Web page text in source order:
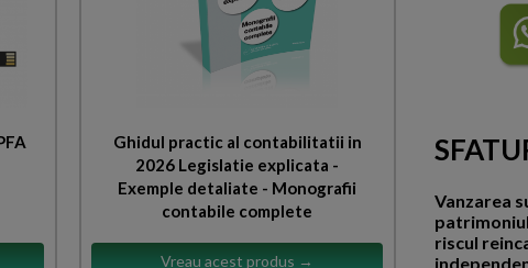
Ghidul practic al contabilitatii in
2026 Legislatie explicata -
Exemple detaliate - Monografii
contabile complete
Vreau acest produs →
Vanzarea
riscul